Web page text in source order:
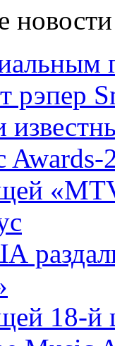
новости
рэпер
Awards-
18-й